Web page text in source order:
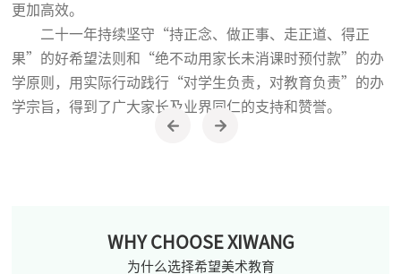
更加高效。
二十一年持续坚守 “持正念、做正事、走正道、得正
果”的好希望法则和“绝不动用家长未消课时预付款”的办
学原则，用实际行动践行“对学生负责，对教育负责”的办
学宗旨，得到了广大家长及业界同仁的支持和赞誉。
WHY CHOOSE XIWANG
为什么选择希望美术教育